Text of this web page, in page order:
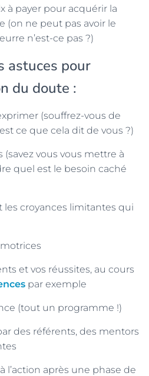
à payer pour acquérir la
(on ne peut pas avoir le
n’est-ce pas ?)
astuces pour
du doute :
(souffrez-vous de
ce que cela dit de vous ?)
vous vous mettre à
quel est le besoin caché
les croyances limitantes qui
et vos réussites, au cours
par exemple
(tout un programme !)
des référents, des mentors
l’action après une phase de